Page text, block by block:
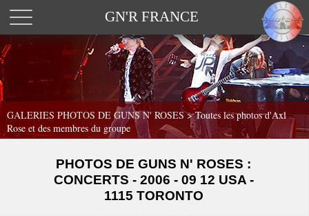
GN'R FRANCE
GALERIES PHOTOS DE GUNS N' ROSES >Toutes les photos d'Axl
Rose et des membres du groupe
PHOTOS DE GUNS N' ROSES :
CONCERTS - 2006 - 09 12 USA -
1115 TORONTO